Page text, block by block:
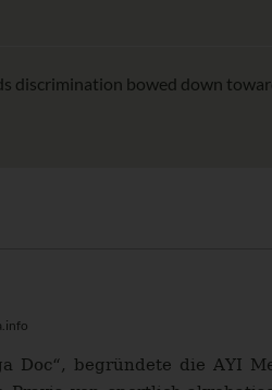
discrimination bowed down
Doc“, begründete die AYI